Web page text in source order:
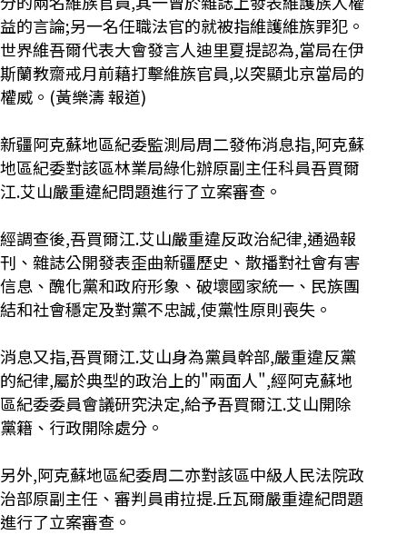
益的言論;另一名任職法官的就被指維護維族罪犯。
世界維吾爾代表大會發言人迪里夏提認為,當局在伊
斯蘭教齋戒月前藉打擊維族官員,以突顯北京當局的
權威。(黃樂濤 報道)
新疆阿克蘇地區紀委監測局周二發佈消息指,阿克蘇
地區紀委對該區林業局綠化辦原副主任科員吾買爾
江.艾山嚴重違紀問題進行了立案審查。
經調查後,吾買爾江.艾山嚴重違反政治紀律,通過報
刊、雜誌公開發表歪曲新疆歷史、散播對社會有害
信息、醜化黨和政府形象、破壞國家統一、民族團
結和社會穩定及對黨不忠誠,使黨性原則喪失。
消息又指,吾買爾江.艾山身為黨員幹部,嚴重違反黨
的紀律,屬於典型的政治上的"兩面人",經阿克蘇地
區紀委委員會議研究決定,給予吾買爾江.艾山開除
黨籍、行政開除處分。
另外,阿克蘇地區紀委周二亦對該區中級人民法院政
治部原副主任、審判員甫拉提.丘瓦爾嚴重違紀問題
進行了立案審查。